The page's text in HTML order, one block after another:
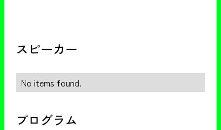
スピーカー
No items found.
プログラム